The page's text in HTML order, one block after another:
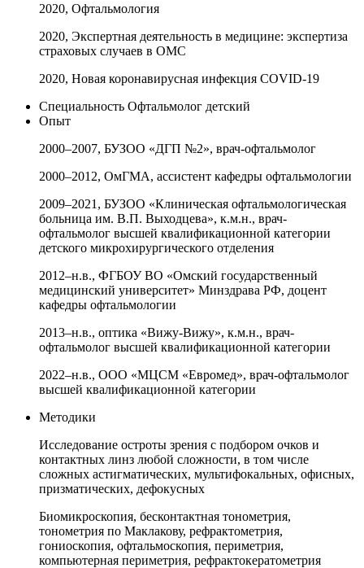
2020, Офтальмология
2020, Экспертная деятельность в медицине: экспертиза
страховых случаев в ОМС
2020, Новая коронавирусная инфекция COVID-19
Специальность Офтальмолог детский
Опыт
2000–2007, БУЗОО «ДГП №2», врач-офтальмолог
2000–2012, ОмГМА, ассистент кафедры офтальмологии
2009–2021, БУЗОО «Клиническая офтальмологическая
больница им. В.П. Выходцева», к.м.н., врач-
офтальмолог высшей квалификационной категории
детского микрохирургического отделения
2012–н.в., ФГБОУ ВО «Омский государственный
медицинский университет» Минздрава РФ, доцент
кафедры офтальмологии
2013–н.в., оптика «Вижу-Вижу», к.м.н., врач-
офтальмолог высшей квалификационной категории
2022–н.в., ООО «МЦСМ «Евромед», врач-офтальмолог
высшей квалификационной категории
Методики
Исследование остроты зрения с подбором очков и
контактных линз любой сложности, в том числе
сложных астигматических, мультифокальных, офисных,
призматических, дефокусных
Биомикроскопия, бесконтактная тонометрия,
тонометрия по Маклакову, рефрактометрия,
гониоскопия, офтальмоскопия, периметрия,
компьютерная периметрия, рефрактокератометрия